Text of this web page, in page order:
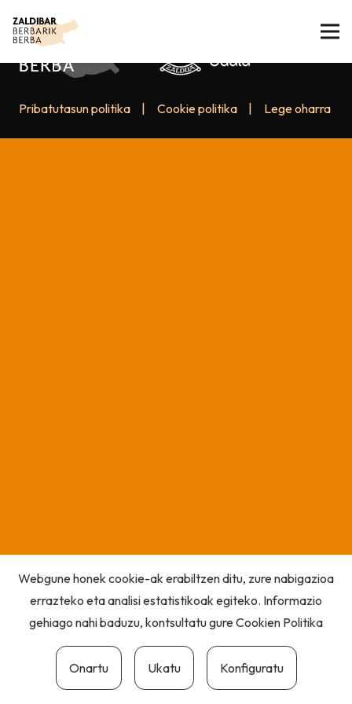
Pribatutasun politika Cookie politika Lege oharra
Webgune honek cookie-ak erabiltzen ditu, zure nabigazioa
errazteko eta analisi estatistikoak egiteko. Informazio
gehiago nahi baduzu, kontsultatu gureCookien Politika
Onartu Ukatu Konfiguratu